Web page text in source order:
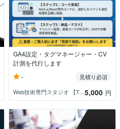
GA4設定・タグマネージャー・CV
計測を代行します
-
見積り必須
Web技術専門スタジオ 【Taka】 5,000 円